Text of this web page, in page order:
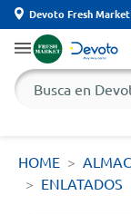
Devoto Fresh
HOME
ENLATADOS